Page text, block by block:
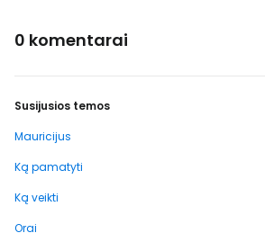
0 komentarai
Susijusios temos
Mauricijus
Ką pamatyti
Ką veikti
Orai